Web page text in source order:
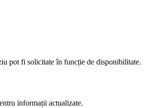
pot fi solicitate în funcție de disponibilitate.
informații actualizate.